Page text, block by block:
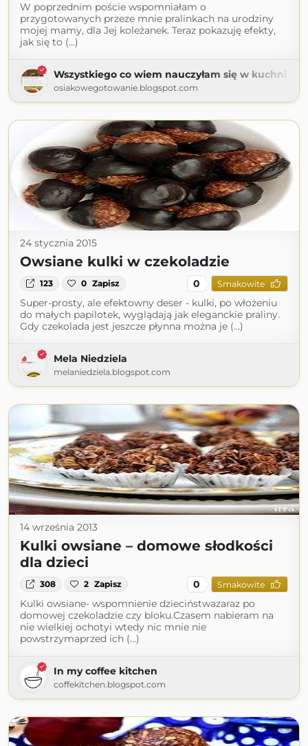
W poprzednim poście wspomniałam o
przygotowanych przeze mnie pralinkach na urodziny
mojej mamy, dla Jej koleżanek. Teraz pokazuję efekty,
jak się to (...)
Wszystkiego co wiem nauczyłam się w kuchni
osiakowegotowanie.blogspot.com
24 stycznia 2015
Owsiane kulki w czekoladzie
123 0 Zapisz 0 Smakowite
Super-prosty, ale efektowny deser - kulki, po włożeniu
do małych papilotek, wyglądają jak eleganckie praliny.
Gdy czekolada jest jeszcze płynna można je (...)
Mela Niedziela
melaniedziela.blogspot.com
14 września 2013
Kulki owsiane – domowe słodkości
dla dzieci
308 2 Zapisz 0 Smakowite
Kulki owsiane- wspomnienie dzieciństwazaraz po
domowej czekoladzie czy bloku.Czasem nabieram na
nie wielkiej ochotyi wtedy nic mnie nie
powstrzymaprzed ich (...)
In my coffee kitchen
coffekitchen.blogspot.com